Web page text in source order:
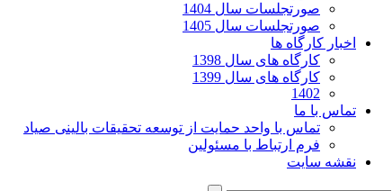
صورتجلسات سال 1404
صورتجلسات سال 1405
اخبار کارگاه ها
کارگاه های سال 1398
کارگاه های سال 1399
1402
تماس با ما
تماس با واحد حمایت از توسعه تحقیقات بالینی صیاد
فرم ارتباط با مسئولین
نقشه سایت